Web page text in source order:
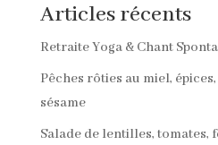
Articles récents
Retraite Yoga & Chant
Pêches rôties au miel,
sésame
Salade de lentilles, tomates,